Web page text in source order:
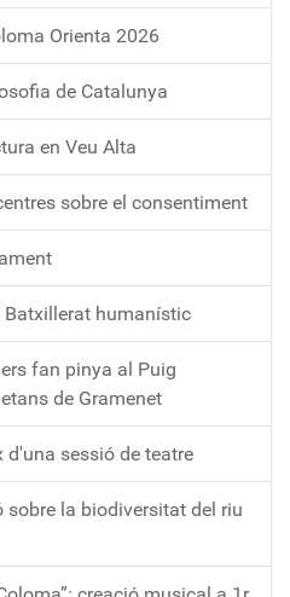
Orienta 2026
de Catalunya
en Veu Alta
sobre el consentiment
Batxillerat humanístic
fan pinya al Puig
de Gramenet
d'una sessió de teatre
sobre la biodiversitat del riu